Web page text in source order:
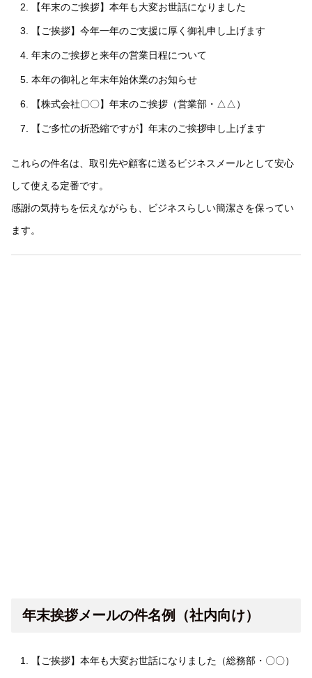
【年末のご挨拶】本年も大変お世話になりました
【ご挨拶】今年一年のご支援に厚く御礼申し上げます
年末のご挨拶と来年の営業日程について
本年の御礼と年末年始休業のお知らせ
【株式会社〇〇】年末のご挨拶（営業部・△△）
【ご多忙の折恐縮ですが】年末のご挨拶申し上げます
これらの件名は、取引先や顧客に送るビジネスメールとして安心
して使える定番です。
感謝の気持ちを伝えながらも、ビジネスらしい簡潔さを保ってい
ます。
年末挨拶メールの件名例（社内向け）
【ご挨拶】本年も大変お世話になりました（総務部・〇〇）